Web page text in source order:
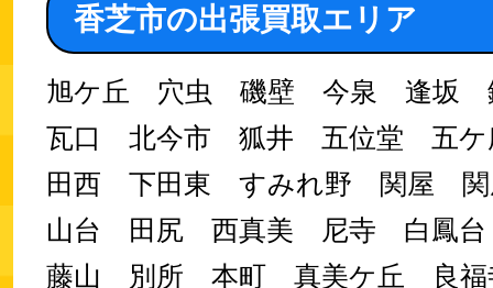
香芝市の出張買取エリア
旭ケ丘 穴虫 磯壁 今泉 逢
瓦口 北今市 狐井 五位堂 五
田西 下田東 すみれ野 関屋
山台 田尻 西真美 尼寺 白
藤山 別所 本町 真美ケ丘 良福